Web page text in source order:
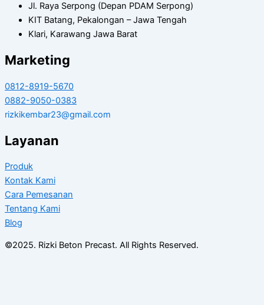
Jl. Raya Serpong (Depan PDAM Serpong)
KIT Batang, Pekalongan – Jawa Tengah
Klari, Karawang Jawa Barat
Marketing
0812-8919-5670
0882-9050-0383
rizkikembar23@gmail.com
Layanan
Produk
Kontak Kami
Cara Pemesanan
Tentang Kami
Blog
©2025. Rizki Beton Precast. All Rights Reserved.